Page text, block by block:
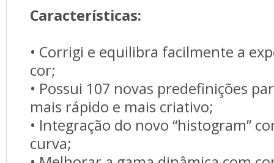
Características:
• Corrigi e equilibra facilmente a
cor;
• Possui 107 novas predefinições
mais rápido e mais criativo;
• Integração do novo “histogram”
curva;